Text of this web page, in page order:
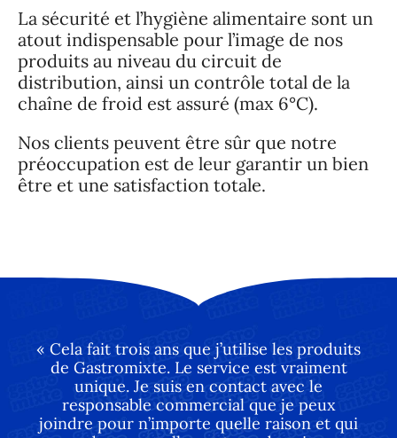
La sécurité et l’hygiène alimentaire sont un
atout indispensable pour l’image de nos
produits au niveau du circuit de
distribution, ainsi un contrôle total de la
chaîne de froid est assuré (max 6°C).
Nos clients peuvent être sûr que notre
préoccupation est de leur garantir un bien
être et une satisfaction totale.
« Cela fait trois ans que j’utilise les produits
de Gastromixte. Le service est vraiment
unique. Je suis en contact avec le
responsable commercial que je peux
joindre pour n’importe quelle raison et qui